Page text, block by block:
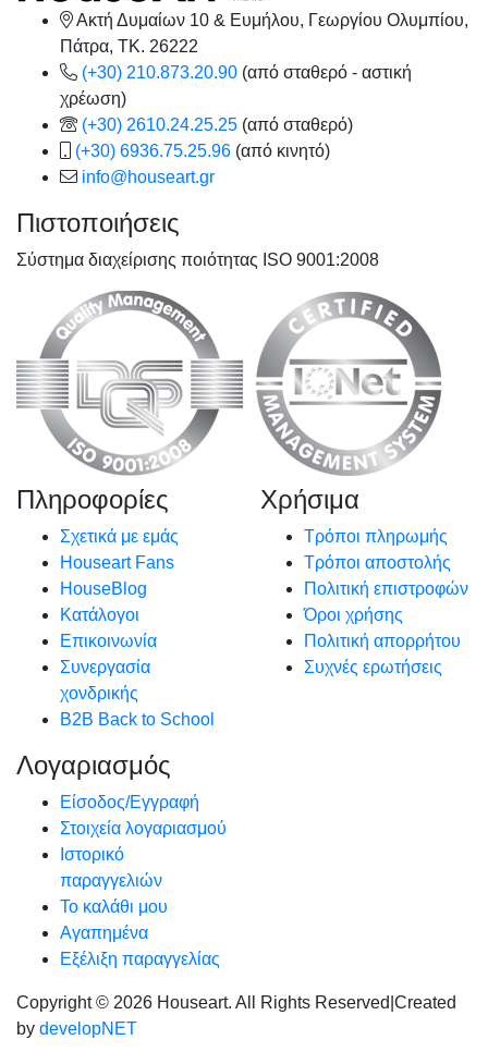
Ακτή Δυμαίων 10 & Ευμήλου, Γεωργίου Ολυμπίου,
Πάτρα, TK. 26222
(+30) 210.873.20.90 (από σταθερό - αστική
χρέωση)
(+30) 2610.24.25.25 (από σταθερό)
(+30) 6936.75.25.96 (από κινητό)
info@houseart.gr
Πιστοποιήσεις
Σύστημα διαχείρισης ποιότητας ISO 9001:2008
Πληροφορίες
Σχετικά με εμάς
Houseart Fans
HouseBlog
Κατάλογοι
Επικοινωνία
Συνεργασία
χονδρικής
B2B Back to School
Χρήσιμα
Τρόποι πληρωμής
Τρόποι αποστολής
Πολιτική επιστροφών
Όροι χρήσης
Πολιτική απορρήτου
Συχνές ερωτήσεις
Λογαριασμός
Είσοδος/Εγγραφή
Στοιχεία λογαριασμού
Ιστορικό
παραγγελιών
Το καλάθι μου
Αγαπημένα
Εξέλιξη παραγγελίας
Copyright © 2026 Houseart. All Rights Reserved Created
by developNET